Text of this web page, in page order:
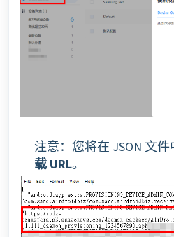
注意：您将在 JSON 文件
载 URL。